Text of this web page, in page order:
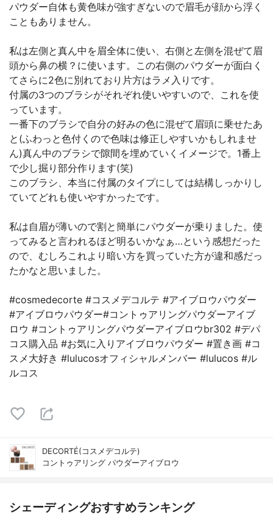
パウダー自体も黄色味が強すぎないので眉毛が顔から浮く
こともありません。
私は左側と真ん中を眉全体に使い、右側と左側を混ぜて眉
頭から鼻の横？に使います。この右側のパウダーが面白く
てさらに2色に別れており片方はラメ入りです。
付属の3つのブラシがそれぞれ使いやすいので、これを使
っています。
一番下のブラシで自分の好みの色に混ぜて眉頭に乗せたあ
と(ふわっと色付くので色味は修正しやすいかもしれませ
ん)真ん中のブラシで隙間を埋めていくイメージで。1番上
で少し掘り部分作ります(笑)
このブラシ、本当に付属のタイプにしては結構しっかりし
ていてどれも使いやすかったです。
私は自眉が薄いので割と簡単にパウダーが乗りました。使
ってみると言われるほど明るいかなぁ…という感想だった
ので、むしろこれより暗い方を買っていた方が違和感だっ
たかなと思いました。
#cosmedecorte #コスメデコルテ #アイブロウパウダー
#アイブロウパウダー#コントゥアリングパウダーアイブ
ロウ #コントゥアリングパウダーアイブロウbr302 #デパ
コス購入品 #お気に入りアイブロウパウダー #置き画 #コ
スメ大好き #lulucosオフィシャルメンバー #lulucos #ル
ルコス
DECORTÉ(コスメデコルテ)
コントゥアリング パウダーアイブロウ
シェーディングおすすめランキング